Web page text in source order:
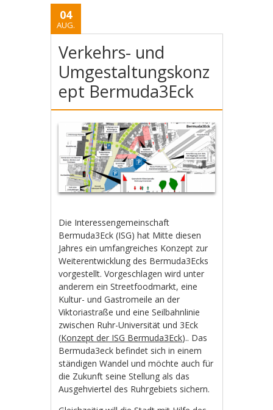
04
AUG.
Verkehrs- und
Umgestaltungskonz
ept Bermuda3Eck
Die Interessengemeinschaft
Bermuda3Eck (ISG) hat Mitte diesen
Jahres ein umfangreiches Konzept zur
Weiterentwicklung des Bermuda3Ecks
vorgestellt. Vorgeschlagen wird unter
anderem ein Streetfoodmarkt, eine
Kultur- und Gastromeile an der
Viktoriastraße und eine Seilbahnlinie
zwischen Ruhr-Universität und 3Eck
(Konzept der ISG Bermuda3Eck).. Das
Bermuda3eck befindet sich in einem
ständigen Wandel und möchte auch für
die Zukunft seine Stellung als das
Ausgehviertel des Ruhrgebiets sichern.